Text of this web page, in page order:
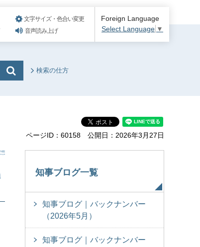
文字サイズ・色合い変更
音声読み上げ
Foreign Language
Select Language ▼
検索の仕方
ページID：60158 公開日：2026年3月27日
知事ブログ一覧
知事ブログ｜バックナンバー
（2026年5月）
知事ブログ｜バックナンバー